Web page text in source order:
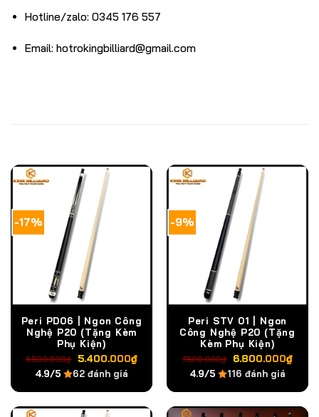
Hotline/zalo: 0345 176 557
Email: hotrokingbilliard@gmail.com
-17%
Peri PD06 | Ngon Công
Nghệ P20 (Tặng Kèm
Phụ Kiện)
6.500.000₫ Giá
gốc
là:
6.500.000₫.
5.400.000₫Giá
tại
là:
5.400.000₫.
4.9/5 62 đánh giá
-9%
Peri STV 01 | Ngon
Công Nghệ P20 (Tặng
Kèm Phụ Kiện)
7.500.000₫ Giá
gốc
là:
7.500.000₫.
6.800.000₫Giá
tại
là:
4.9/5 116 đánh giá